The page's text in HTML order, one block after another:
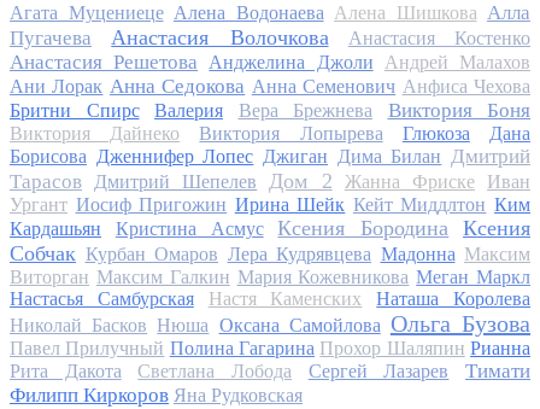
Агата Муцениеце Алена Водонаева Алена Шишкова Алла
Пугачева
Анастасия Волочкова Анастасия Костенко
Анастасия Решетова Анджелина Джоли
Андрей Малахов
Ани Лорак Анна Седокова Анна Семенович Анфиса Чехова
Бритни Спирс
Валерия Вера Брежнева Виктория Боня
Виктория Дайнеко Виктория Лопырева Глюкоза
Дана
Борисова Дженнифер Лопес Джиган Дима Билан Дмитрий
Тарасов
Дмитрий Шепелев Дом 2 Жанна Фриске
Иван
Ургант Иосиф Пригожин Ирина Шейк Кейт Миддлтон Ким
Кардашьян
Кристина Асмус Ксения Бородина
Ксения
Собчак Курбан Омаров Лера Кудрявцева Мадонна Максим
Виторган Максим Галкин Мария Кожевникова Меган Маркл
Настасья Самбурская
Настя Каменских
Наташа Королева
Николай Басков Нюша Оксана Самойлова Ольга Бузова
Павел Прилучный Полина Гагарина Прохор Шаляпин Рианна
Рита Дакота
Светлана Лобода Сергей Лазарев
Тимати
Филипп Киркоров Яна Рудковская